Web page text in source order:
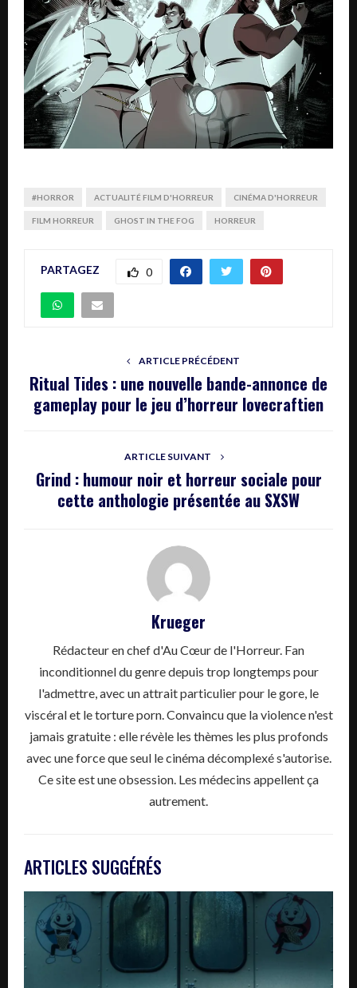
#HORROR ACTUALITÉ FILM D'HORREUR CINÉMA D'HORREUR
FILM HORREUR GHOST IN THE FOG HORREUR
PARTAGEZ 0
ARTICLE PRÉCÉDENT
Ritual Tides : une nouvelle bande-annonce de
gameplay pour le jeu d’horreur lovecraftien
ARTICLE SUIVANT
Grind : humour noir et horreur sociale pour
cette anthologie présentée au SXSW
Krueger
Rédacteur en chef d'Au Cœur de l'Horreur. Fan
inconditionnel du genre depuis trop longtemps pour
l'admettre, avec un attrait particulier pour le gore, le
viscéral et le torture porn. Convaincu que la violence n'est
jamais gratuite : elle révèle les thèmes les plus profonds
avec une force que seul le cinéma décomplexé s'autorise.
Ce site est une obsession. Les médecins appellent ça
autrement.
ARTICLES SUGGÉRÉS